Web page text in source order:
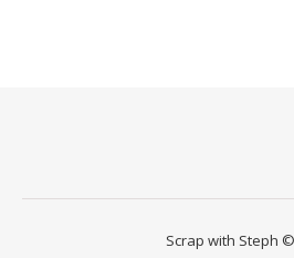
Scrap with Steph